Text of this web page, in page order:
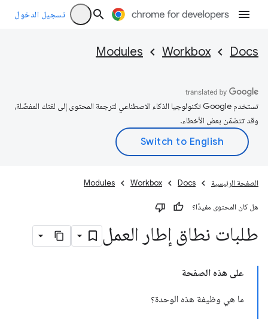
تسجيل الدخول
Docs
Workbox
Modules
تستخدم Google تكنولوجيا الذكاء الاصطناعي لترجمة المحتوى إلى لغتك المفضّلة،
وقد تتضمّن بعض الأخطاء.
الصفحة الرئيسية Docs
Workbox
Modules
هل كان المحتوى مفيدًا؟
طلبات نطاق إطار العمل
على هذه الصفحة
ما هي وظيفة هذه الوحدة؟